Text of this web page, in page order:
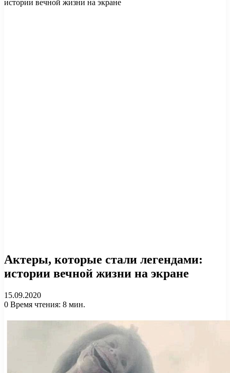
истории вечной жизни на экране
Актеры, которые стали легендами:
истории вечной жизни на экране
15.09.2020
0 Время чтения: 8 мин.